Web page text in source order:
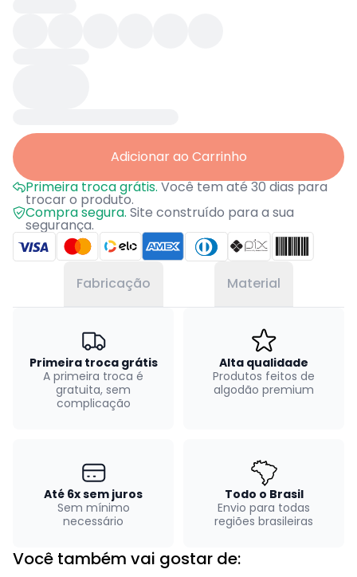
Adicionar ao Carrinho
Primeira troca grátis.Você tem até 30 dias para
trocar o produto.
Compra segura. Site construído para a sua
segurança.
Fabricação Material
Primeira troca grátis
A primeira troca é
gratuita, sem
complicação
Alta qualidade
Produtos feitos de
algodão premium
Até 6x sem juros
Sem mínimo
necessário
Todo o Brasil
Envio para todas
regiões brasileiras
Você também vai gostar de: